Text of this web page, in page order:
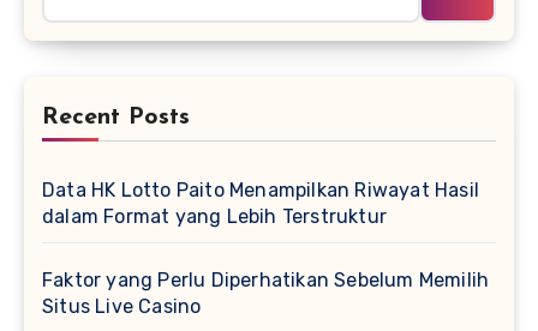
Recent Posts
Data HK Lotto Paito Menampilkan Riwayat Hasil
dalam Format yang Lebih Terstruktur
Faktor yang Perlu Diperhatikan Sebelum Memilih
Situs Live Casino